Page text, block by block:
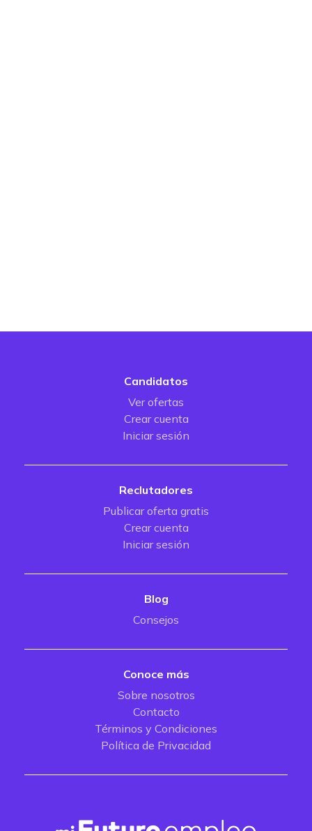
Candidatos
Ver ofertas
Crear cuenta
Iniciar sesión
Reclutadores
Publicar oferta gratis
Crear cuenta
Iniciar sesión
Blog
Consejos
Conoce más
Sobre nosotros
Contacto
Términos y Condiciones
Política de Privacidad